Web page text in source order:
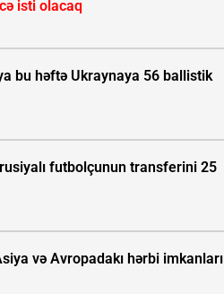
isti olacaq
bu həftə Ukraynaya 56 ballistik
futbolçunun transferini 25
və Avropadakı hərbi imkanları